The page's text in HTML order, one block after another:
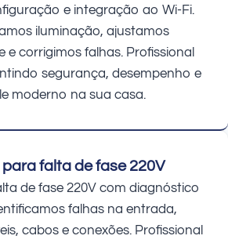
e integração ao Wi-Fi.
iluminação, ajustamos
e corrigimos falhas. Profissional
segurança, desempenho e
moderno na sua casa.
falta de fase 220V
de fase 220V com diagnóstico
falhas na entrada,
cabos e conexões. Profissional